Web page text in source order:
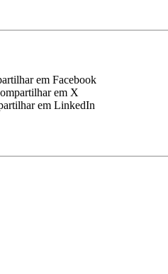
em Facebook
em X
em LinkedIn